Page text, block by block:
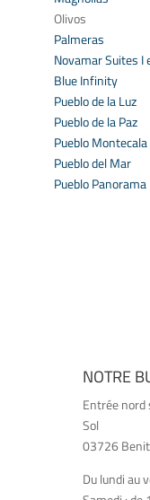
Olivos
Palmeras
Novamar Suites I
Blue Infinity
Pueblo de la Luz
Pueblo de la Paz
Pueblo Montecala
Pueblo del Mar
Pueblo Panorama
NOTRE
Entrée nord
Sol
03726
Du lundi au